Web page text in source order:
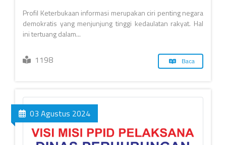
Profil Keterbukaan informasi merupakan ciri penting negara
demokratis yang menjunjung tinggi kedaulatan rakyat. Hal
ini tertuang dalam...
1198 Baca
03 Agustus 2024